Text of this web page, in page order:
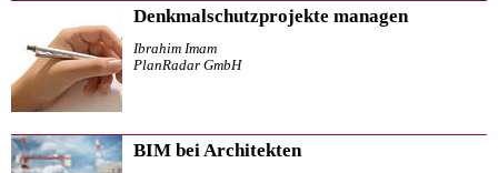
Denkmalschutzprojekte managen
Ibrahim Imam
PlanRadar GmbH
BIM bei Architekten